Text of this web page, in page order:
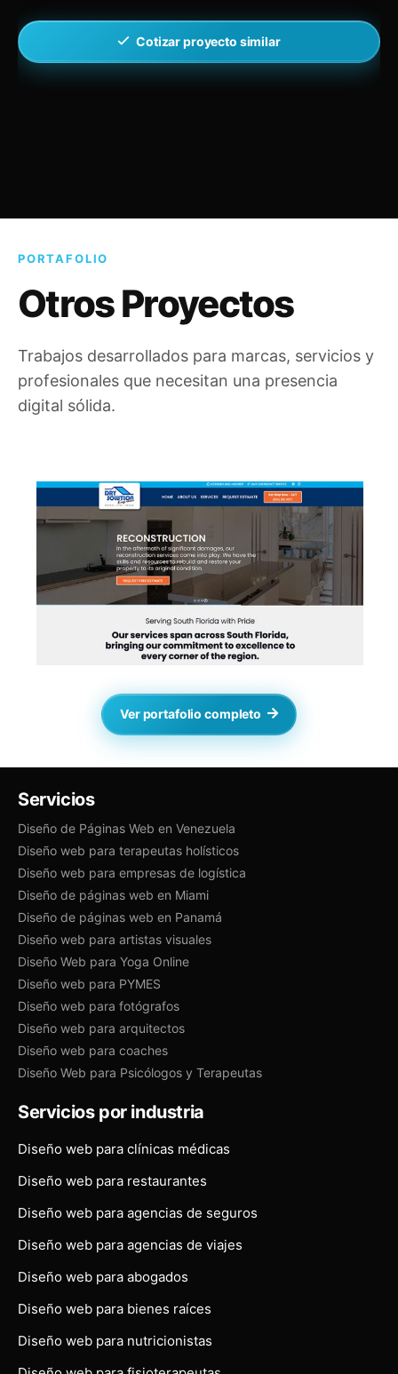
Cotizar proyecto similar
PORTAFOLIO
Otros Proyectos
Trabajos desarrollados para marcas, servicios y
profesionales que necesitan una presencia
digital sólida.
Ver portafolio completo
Servicios
Diseño de Páginas Web en Venezuela
Diseño web para terapeutas holísticos
Diseño web para empresas de logística
Diseño de páginas web en Miami
Diseño de páginas web en Panamá
Diseño web para artistas visuales
Diseño Web para Yoga Online
Diseño web para PYMES
Diseño web para fotógrafos
Diseño web para arquitectos
Diseño web para coaches
Diseño Web para Psicólogos y Terapeutas
Servicios por industria
Diseño web para clínicas médicas
Diseño web para restaurantes
Diseño web para agencias de seguros
Diseño web para agencias de viajes
Diseño web para abogados
Diseño web para bienes raíces
Diseño web para nutricionistas